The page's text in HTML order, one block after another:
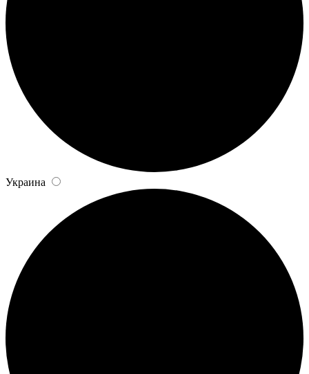
Украина